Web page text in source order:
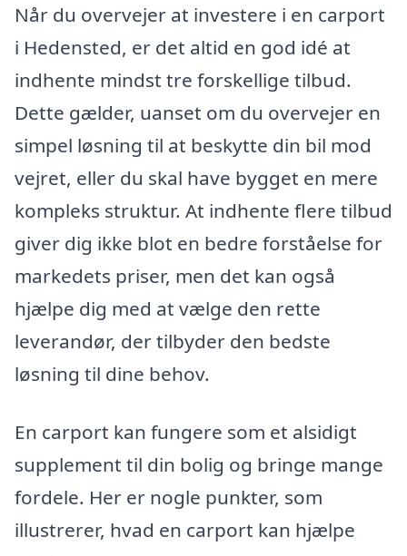
Når du overvejer at investere i en carport
i Hedensted, er det altid en god idé at
indhente mindst tre forskellige tilbud.
Dette gælder, uanset om du overvejer en
simpel løsning til at beskytte din bil mod
vejret, eller du skal have bygget en mere
kompleks struktur. At indhente flere tilbud
giver dig ikke blot en bedre forståelse for
markedets priser, men det kan også
hjælpe dig med at vælge den rette
leverandør, der tilbyder den bedste
løsning til dine behov.
En carport kan fungere som et alsidigt
supplement til din bolig og bringe mange
fordele. Her er nogle punkter, som
illustrerer, hvad en carport kan hjælpe